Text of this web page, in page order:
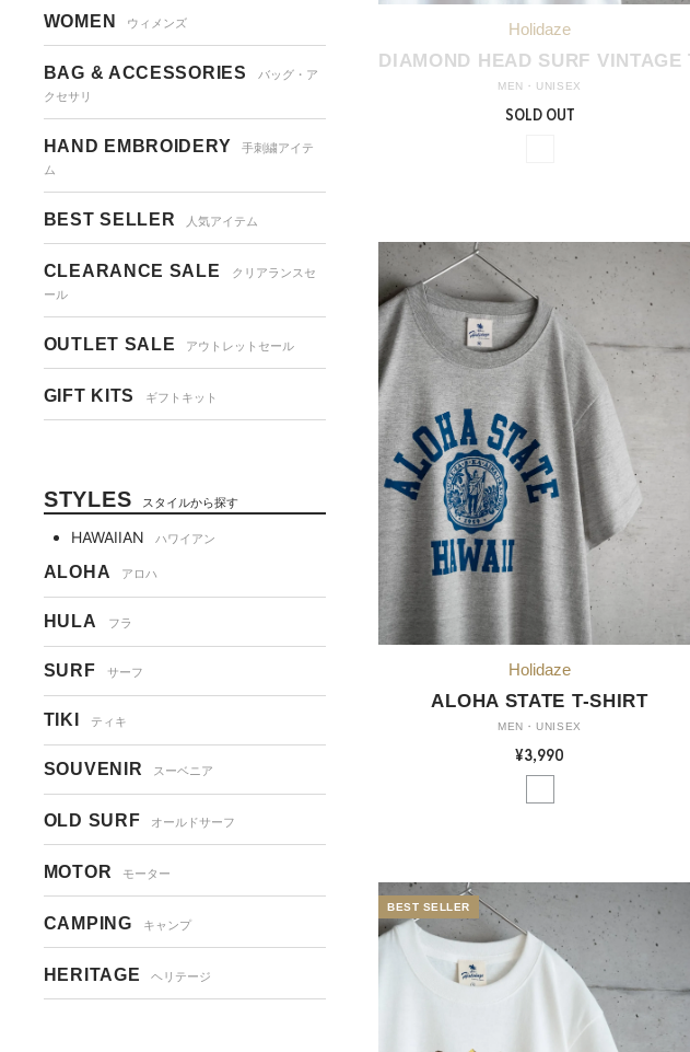
DIAMOND HEAD SURF VINTAGE
MEN・UNISEX
SOLD OUT
ALOHA STATE T-SHIRT
MEN・UNISEX
¥3,990
WOMEN ウィメンズ
BAG & ACCESSORIES
バッグ・ア
クセサリ
HAND EMBROIDERY
手刺繍アイテ
ム
BEST SELLER 人気アイテム
CLEARANCE SALE
クリアランスセ
ール
OUTLET SALE アウトレットセール
GIFT KITS ギフトキット
STYLES スタイルから探す
HAWAIIAN ハワイアン
ALOHA アロハ
HULA フラ
SURF サーフ
TIKI ティキ
SOUVENIR スーベニア
OLD SURF オールドサーフ
MOTOR モーター
CAMPING キャンプ
HERITAGE ヘリテージ